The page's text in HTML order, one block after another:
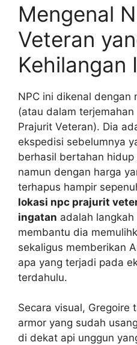
Mengenal
Veteran
Kehilangan
NPC ini dikenal dengan
(atau dalam
Prajurit Veteran). Dia
ekspedisi sebelumnya
berhasil bertahan
namun dengan harga
terhapus hampir
lokasi npc prajurit
ingatan adalah
membantu dia
sekaligus memberikan
apa yang terjadi pada
terdahulu.
Secara visual, Gregoire
armor yang sudah
di dekat api unggun